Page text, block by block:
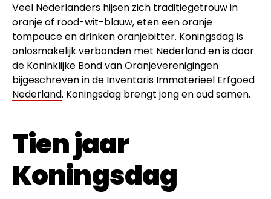
Veel Nederlanders hijsen zich traditiegetrouw in
oranje of rood-wit-blauw, eten een oranje
tompouce en drinken oranjebitter. Koningsdag is
onlosmakelijk verbonden met Nederland en is door
de Koninklijke Bond van Oranjeverenigingen
bijgeschreven in de Inventaris Immaterieel Erfgoed
Nederland. Koningsdag brengt jong en oud samen.
Tien jaar
Koningsdag